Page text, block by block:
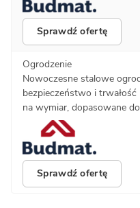
Sprawdź ofertę
Ogrodzenie
Nowoczesne stalowe
bezpieczeństwo i
na wymiar, dopasowane
Sprawdź ofertę